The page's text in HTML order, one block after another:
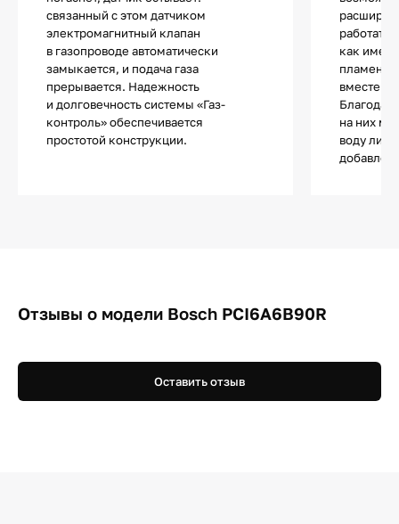
связанный с этом датчиком
электромагнитный клапан
в газопроводе автоматически
замыкается, и подача газа
прерывается. Надежность
и долговечность системы «Газ-
контроль» обеспечивается
простотой конструкции.
работать
как
пламени,
вместе
на них
воду
Отзывы о модели Bosch PCI6A6B90R
Оставить отзыв